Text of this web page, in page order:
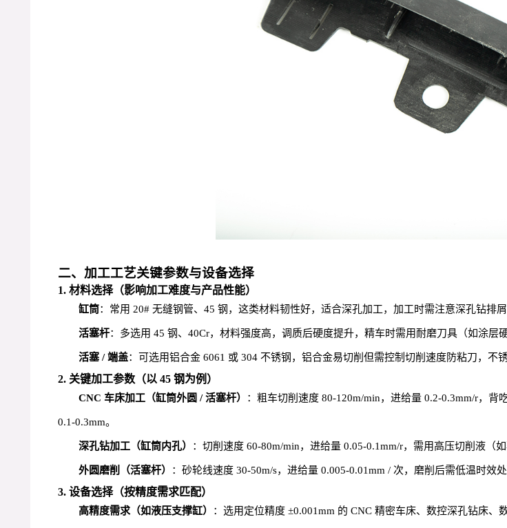
二、加工工艺关键参数与设备选择
1. 材料选择（影响加工难度与产品性能）
缸筒：常用 20# 无缝钢管、45 钢，这类材料韧性好，适合深孔加工，加工时需注意深孔钻排
活塞杆：多选用 45 钢、40Cr，材料强度高，调质后硬度提升，精车时需用耐磨刀具（如涂层
活塞 / 端盖：可选用铝合金 6061 或 304 不锈钢，铝合金易切削但需控制切削速度防粘刀，不
2. 关键加工参数（以 45 钢为例）
CNC 车床加工（缸筒外圆 / 活塞杆） ：粗车切削速度 80-120m/min，进给量 0.2-0.3mm/r，
0.1-0.3mm。
深孔钻加工（缸筒内孔） ：切削速度 60-80m/min，进给量 0.05-0.1mm/r，需用高压切削液（
外圆磨削（活塞杆） ：砂轮线速度 30-50m/s，进给量 0.005-0.01mm / 次，磨削后需低温时效
3. 设备选择（按精度需求匹配）
高精度需求（如液压支撑缸） ：选用定位精度 ±0.001mm 的 CNC 精密车床、数控深孔钻床、